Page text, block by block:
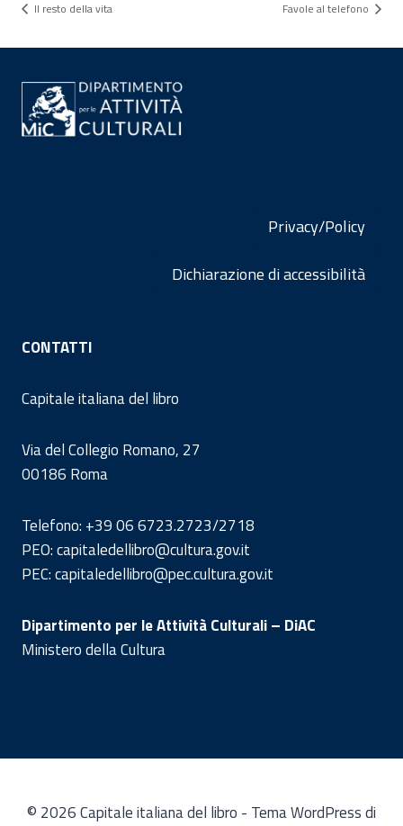
Il resto della vita Favole al telefono
Privacy/Policy
Dichiarazione di accessibilità
CONTATTI
Capitale italiana del libro
Via del Collegio Romano, 27
00186 Roma
Telefono: +39 06 6723.2723/2718
PEO: capitaledellibro@cultura.gov.it
PEC: capitaledellibro@pec.cultura.gov.it
Dipartimento per le Attività Culturali – DiAC
Ministero della Cultura
© 2026 Capitale italiana del libro - Tema WordPress di